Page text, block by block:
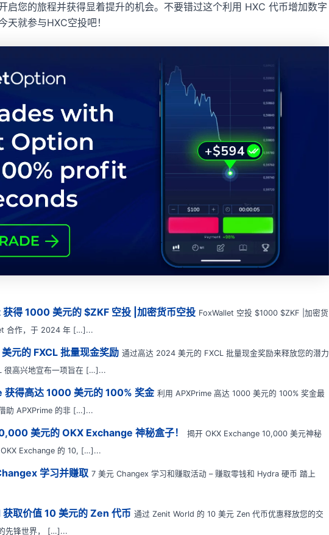
启您的旅程并获得显着提升的机会。不要错过这个利用 HXC 代币增加数字
天就参与HXC空投吧！
得 1000 美元的 $ZKF 空投 |加密货币空投 FoxWallet 空投 $1000 $ZKF |加密货
合作，于 2024 年 […]...
元的 FXCL 批量现金奖励 通过高达 2024 美元的 FXCL 批量现金奖励来释放您的潜力
很高兴地宣布一项旨在 […]...
获得高达 1000 美元的 100% 奖金 利用 APXPrime 高达 1000 美元的 100% 奖金最
助 APXPrime 的非 […]...
美元的 OKX Exchange 神秘盒子！
揭开 OKX Exchange 10,000 美元神秘
Exchange 的 10, […]...
学习并赚取 7 美元 Changex 学习和赚取活动 – 赚取零钱和 Hydra 硬币 踏上
取价值 10 美元的 Zen 代币 通过 Zenit World 的 10 美元 Zen 代币优惠释放您的交
先锋世界， […]...